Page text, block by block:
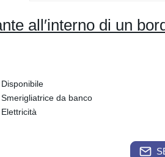
all′interno di un
Disponibile
Smerigliatrice da banco
Elettricità